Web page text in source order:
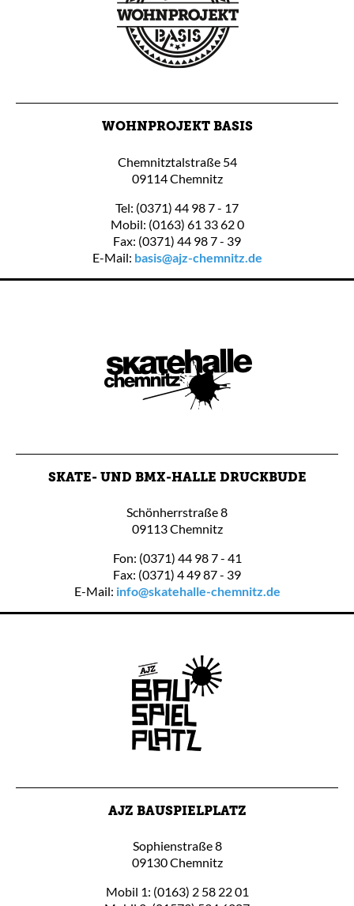
WOHNPROJEKT BASIS
Chemnitztalstraße 54
09114 Chemnitz
Tel: (0371) 44 98 7 - 17
Mobil: (0163) 61 33 62 0
Fax: (0371) 44 98 7 - 39
E-Mail: basis@ajz-chemnitz.de
SKATE- UND BMX-HALLE DRUCKBUDE
Schönherrstraße 8
09113 Chemnitz
Fon: (0371) 44 98 7 - 41
Fax: (0371) 4 49 87 - 39
E-Mail: info@skatehalle-chemnitz.de
AJZ BAUSPIELPLATZ
Sophienstraße 8
09130 Chemnitz
Mobil 1: (0163) 2 58 22 01